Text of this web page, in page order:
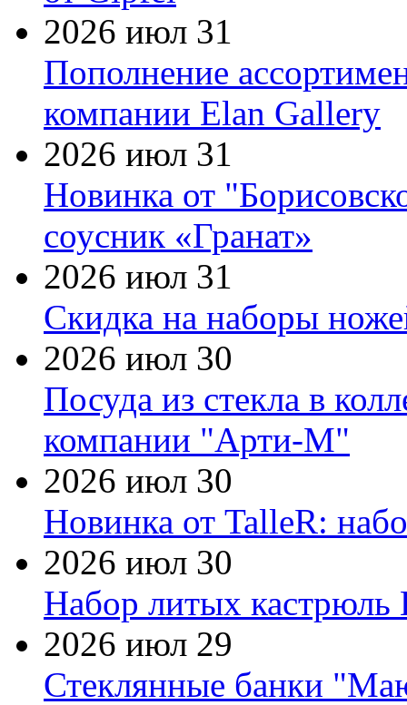
2026 июл 31
Пополнение
компании Elan Gallery
2026 июл 31
Новинка от
соусник «Гранат»
2026 июл 31
Скидка на наборы
2026 июл 30
Посуда из стекла в
компании "Арти-М"
2026 июл 30
Новинка от TalleR:
2026 июл 30
Набор литых кастрюль
2026 июл 29
Стеклянные банки